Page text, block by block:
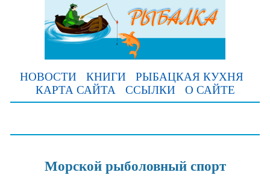
НОВОСТИ КНИГИ
РЫБАЦКАЯ КУХНЯ
КАРТА САЙТА
ССЫЛКИ О САЙТЕ
Морской рыболовный спорт